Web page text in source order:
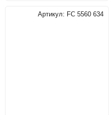
Артикул: FC 5560 634